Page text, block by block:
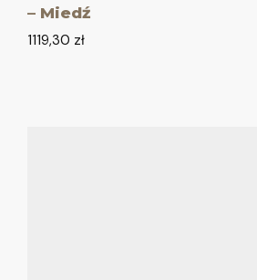
– Miedź
1119,30 zł